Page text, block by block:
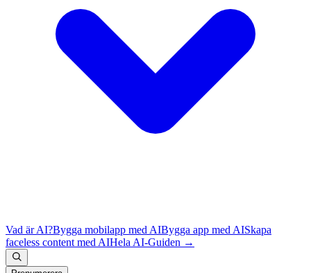
Vad är AI?Bygga mobilapp med AIBygga app med AISkapa
faceless content med AIHela AI-Guiden →